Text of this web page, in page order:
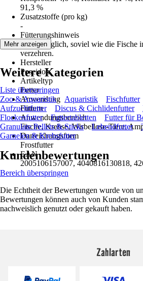
91,3 %
Zusatzstoffe (pro kg)
-
Fütterungshinweis
Einmal täglich, soviel wie die Fische
verzehren.
Hersteller
Poseidon
Artikeltyp
Futter
Anwendung
Füttern
Anwendungsbereich
Fische, Krebse, Wirbellose-Tiere,
Darreichungsform
Frostfutter
EAN
2005106157007, 4040816130818,
Mehr anzeigen
Weitere Kategorien
Liste überspringen
Zoo & Aquaristik
Aquaristik Fischfutter
Aufzuchtfutter
Discus & Cichlidenfutter
Flockenfutter
Futtertabletten Futter für
Granulate Pellets & Sticks
Lebendfutter
Garnelen & Krebsfutter
Kundenbewertungen
Bereich überspringen
Die Echtheit der Bewertungen wurde von
Bewertungen können auch von Kunden
nachweislich genutzt oder gekauft haben.
Zahlarten